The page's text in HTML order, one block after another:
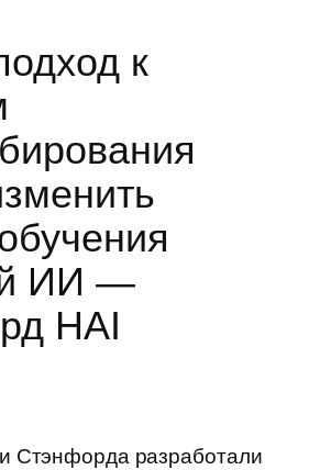
к
ИИ —
HAI
Стэнфорда разработали